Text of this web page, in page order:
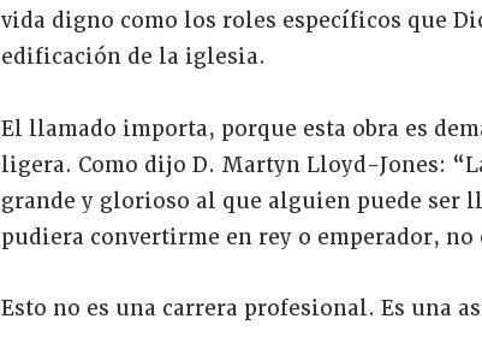
vida digno como los roles específicos que
edificación de la iglesia.
El llamado importa, porque esta obra es
ligera. Como dijo D. Martyn Lloyd-Jones:
grande y glorioso al que alguien puede ser
pudiera convertirme en rey o emperador,
Esto no es una carrera profesional. Es una